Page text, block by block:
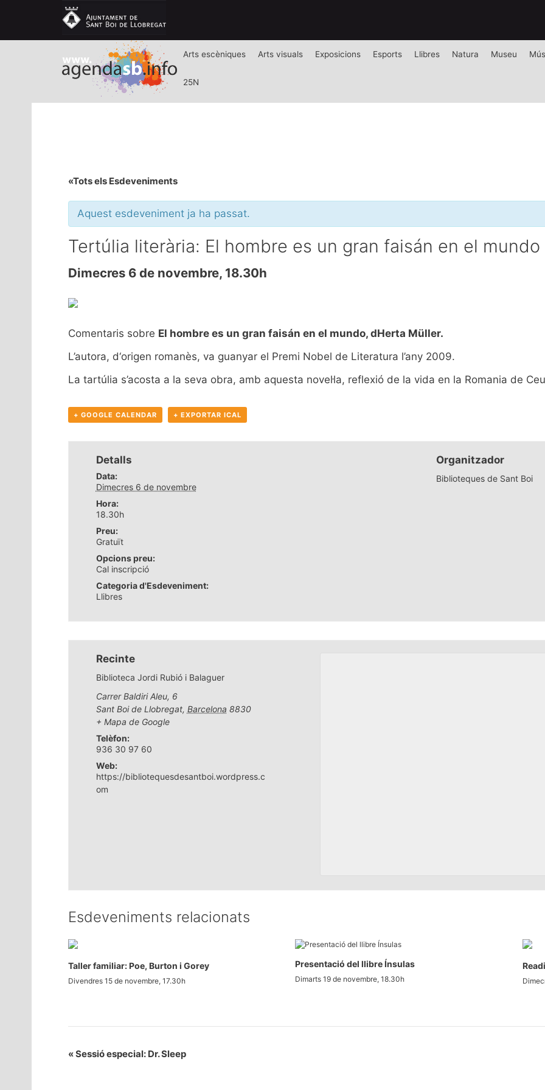
Arts escèniques Arts visuals Exposicions Esports Llibres Natura Museu
25N
«Tots els Esdeveniments
Aquest esdeveniment ja ha passat.
Tertúlia literària: El hombre es un gran faisán en el mundo
Dimecres 6 de novembre, 18.30h
Comentaris sobre El hombre es un gran faisán en el mundo, dHerta Müller.
L’autora, d‘origen romanès, va guanyar el Premi Nobel de Literatura l’any 2009.
La tartúlia s’acosta a la seva obra, amb aquesta novel·la, reflexió de la vida en la Romania de
+ GOOGLE CALENDAR + EXPORTAR ICAL
Detalls
Data:
Dimecres 6 de novembre
Hora:
18.30h
Preu:
Gratuït
Opcions preu:
Cal inscripció
Categoria d'Esdeveniment:
Llibres
Organitzador
Biblioteques de Sant Boi
Recinte
Biblioteca Jordi Rubió i Balaguer
Carrer Baldiri Aleu, 6
Sant Boi de Llobregat, Barcelona 8830
+ Mapa de Google
Telèfon:
936 30 97 60
Web:
https://bibliotequesdesantboi.wordpress.c
om
Esdeveniments relacionats
Taller familiar: Poe, Burton i Gorey
Divendres 15 de novembre, 17.30h
Presentació del llibre Ínsulas
Dimarts 19 de novembre, 18.30h
«Sessió especial: Dr. Sleep